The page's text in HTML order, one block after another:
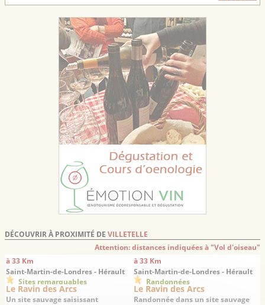
DÉCOUVRIR À PROXIMITÉ DE VILLETELLE
Attention: distances indiquées à "Vol d'oiseau"
à 33 Km
Saint-Martin-de-Londres - Hérault
Sites remarquables
Le Ravin des Arcs
Un site sauvage saisissant
à 33 Km
Saint-Martin-de-Londres - Hérault
Randonnées
Le Ravin des Arcs
Randonnée dans un site sauvage